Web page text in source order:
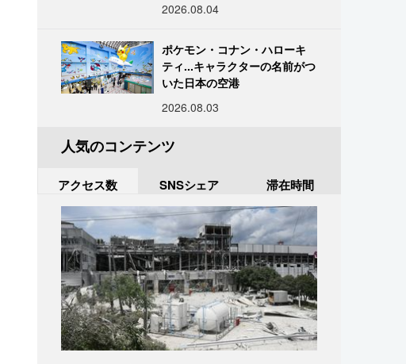
2026.08.04
ポケモン・コナン・ハローキ
ティ...キャラクターの名前がつ
いた日本の空港
2026.08.03
人気のコンテンツ
アクセス数 SNSシェア 滞在時間